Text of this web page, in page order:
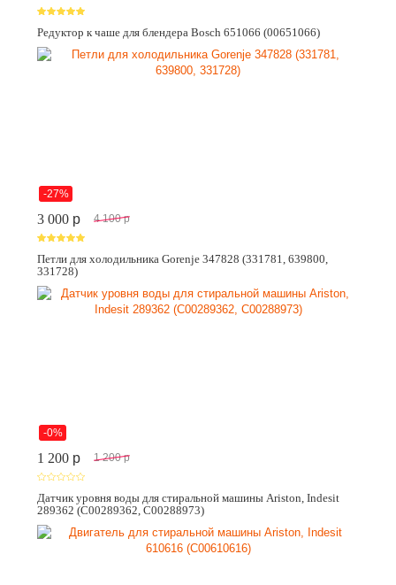
Редуктор к чаше для блендера Bosch 651066 (00651066)
-27%
3 000 p 4 100 p
Петли для холодильника Gorenje 347828 (331781, 639800,
331728)
-0%
1 200 p 1 200 p
Датчик уровня воды для стиральной машины Ariston, Indesit
289362 (C00289362, C00288973)